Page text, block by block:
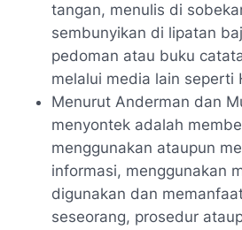
tangan, menulis di
sembunyikan di lipatan
pedoman atau buku
melalui media lain seperti
Menurut Anderman dan
menyontek adalah
menggunakan ataupun
informasi, menggunakan
digunakan dan
seseorang, prosedur